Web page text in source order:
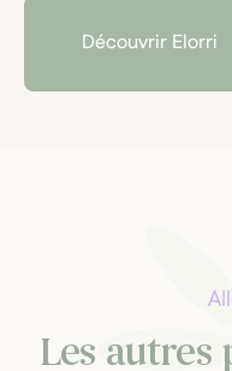
Découvrir Elorri
Les